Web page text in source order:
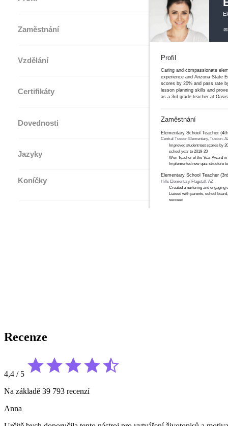
Recenze
4,4 / 5
Na základě 39 793 recenzí
Anna